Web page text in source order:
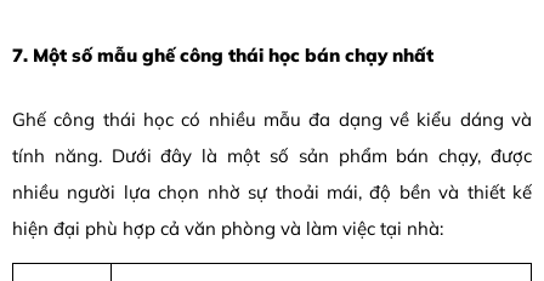
7. Một số mẫu ghế công thái học bán chạy nhất
Ghế công thái học có nhiều mẫu đa dạng về kiểu dáng và
tính năng. Dưới đây là một số sản phẩm bán chạy, được
nhiều người lựa chọn nhờ sự thoải mái, độ bền và thiết kế
hiện đại phù hợp cả văn phòng và làm việc tại nhà: